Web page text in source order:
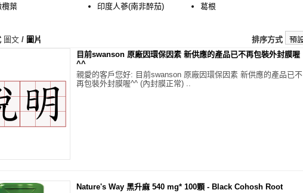
欖葉
印度人蔘(南非醉茄)
葛根
圖文 / 圖片 排序方式
目前swanson 原廠因環保因素 新供應的產品已不再包裝外封膜喔
^^
親愛的客戶您好: 目前swanson 原廠因環保因素 新供應的產品已不
再包裝外封膜喔^^ (內封膜正常) ..
Nature's Way 黑升麻 540 mg* 100顆 - Black Cohosh Root